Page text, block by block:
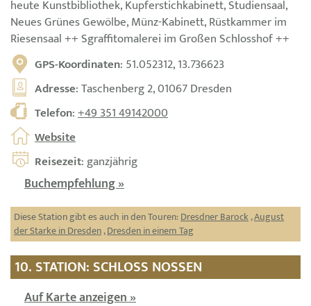
heute Kunstbibliothek, Kupferstichkabinett, Studiensaal,
Neues Grünes Gewölbe, Münz-Kabinett, Rüstkammer im
Riesensaal ++ Sgraffitomalerei im Großen Schlosshof ++
GPS-Koordinaten: 51.052312, 13.736623
Adresse: Taschenberg 2, 01067 Dresden
Telefon:+49 351 49142000
Website
Reisezeit: ganzjährig
Buchempfehlung »
Diese Station gibt es auch in den Touren:Dresdner Barock,August
der Starke in Dresden,Dresden in einem Tag
10. STATION: SCHLOSS NOSSEN
Auf Karte anzeigen »